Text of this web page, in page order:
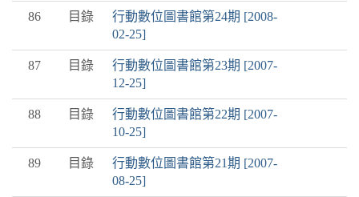
86 目錄
行動數位圖書館第24期 [2008-
02-25]
87 目錄
行動數位圖書館第23期 [2007-
12-25]
88 目錄
行動數位圖書館第22期 [2007-
10-25]
89 目錄
行動數位圖書館第21期 [2007-
08-25]